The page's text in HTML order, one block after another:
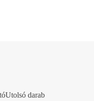
Utolsó darab